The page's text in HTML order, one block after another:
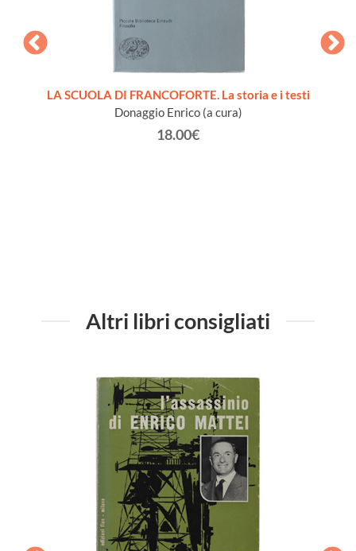
LA SCUOLA DI FRANCOFORTE. La storia e i testi
Donaggio Enrico (a cura)
18.00€
Altri libri consigliati